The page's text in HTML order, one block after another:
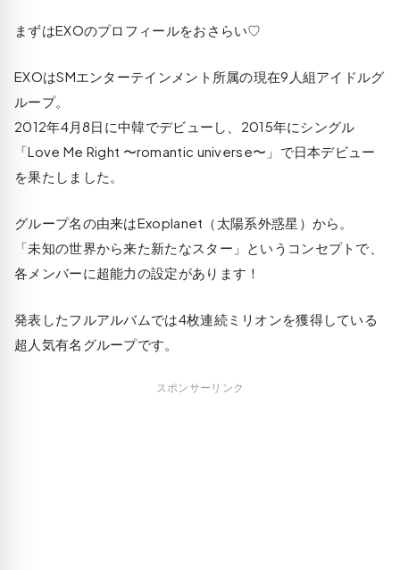
まずはEXOのプロフィールをおさらい♡
EXOはSMエンターテインメント所属の現在9人組アイドルグ
ループ。
2012年4月8日に中韓でデビューし、2015年にシングル
「Love Me Right 〜romantic universe〜」で日本デビュー
を果たしました。
グループ名の由来はExoplanet（太陽系外惑星）から。
「未知の世界から来た新たなスター」というコンセプトで、
各メンバーに超能力の設定があります！
発表したフルアルバムでは4枚連続ミリオンを獲得している
超人気有名グループです。
スポンサーリンク